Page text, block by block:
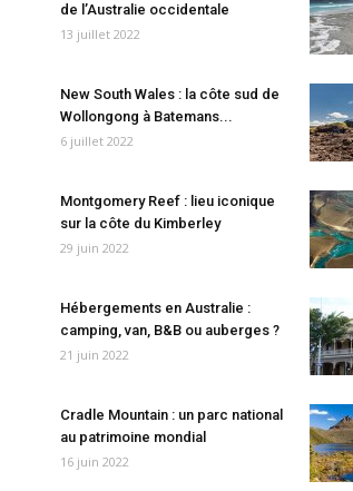
de l’Australie occidentale
13 juillet 2022
New South Wales : la côte sud de
Wollongong à Batemans...
6 juillet 2022
Montgomery Reef : lieu iconique
sur la côte du Kimberley
29 juin 2022
Hébergements en Australie :
camping, van, B&B ou auberges ?
21 juin 2022
Cradle Mountain : un parc national
au patrimoine mondial
16 juin 2022